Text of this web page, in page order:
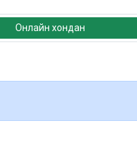
Онлайн хондан